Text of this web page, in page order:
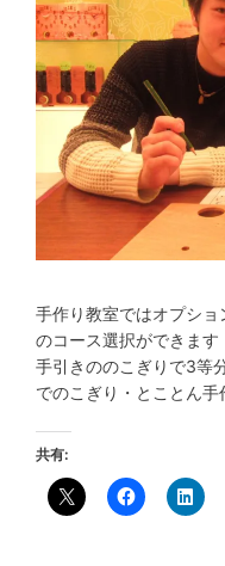
手作り教室ではオプシ
のコース選択ができま
手引きののこぎりで3等
でのこぎり・とことん
共有: